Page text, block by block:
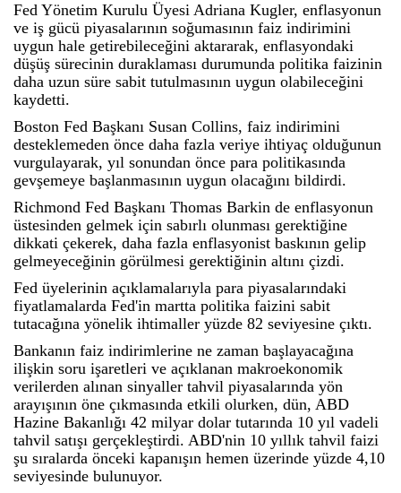
Fed Yönetim Kurulu Üyesi Adriana Kugler, enflasyonun
ve iş gücü piyasalarının soğumasının faiz indirimini
uygun hale getirebileceğini aktararak, enflasyondaki
düşüş sürecinin duraklaması durumunda politika faizinin
daha uzun süre sabit tutulmasının uygun olabileceğini
kaydetti.
Boston Fed Başkanı Susan Collins, faiz indirimini
desteklemeden önce daha fazla veriye ihtiyaç olduğunun
vurgulayarak, yıl sonundan önce para politikasında
gevşemeye başlanmasının uygun olacağını bildirdi.
Richmond Fed Başkanı Thomas Barkin de enflasyonun
üstesinden gelmek için sabırlı olunması gerektiğine
dikkati çekerek, daha fazla enflasyonist baskının gelip
gelmeyeceğinin görülmesi gerektiğinin altını çizdi.
Fed üyelerinin açıklamalarıyla para piyasalarındaki
fiyatlamalarda Fed'in martta politika faizini sabit
tutacağına yönelik ihtimaller yüzde 82 seviyesine çıktı.
Bankanın faiz indirimlerine ne zaman başlayacağına
ilişkin soru işaretleri ve açıklanan makroekonomik
verilerden alınan sinyaller tahvil piyasalarında yön
arayışının öne çıkmasında etkili olurken, dün, ABD
Hazine Bakanlığı 42 milyar dolar tutarında 10 yıl vadeli
tahvil satışı gerçekleştirdi. ABD'nin 10 yıllık tahvil faizi
şu sıralarda önceki kapanışın hemen üzerinde yüzde 4,10
seviyesinde bulunuyor.